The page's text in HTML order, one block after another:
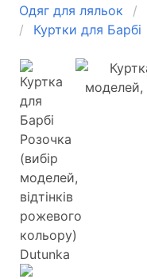
Одяг для ляльок
Куртки для Барбі